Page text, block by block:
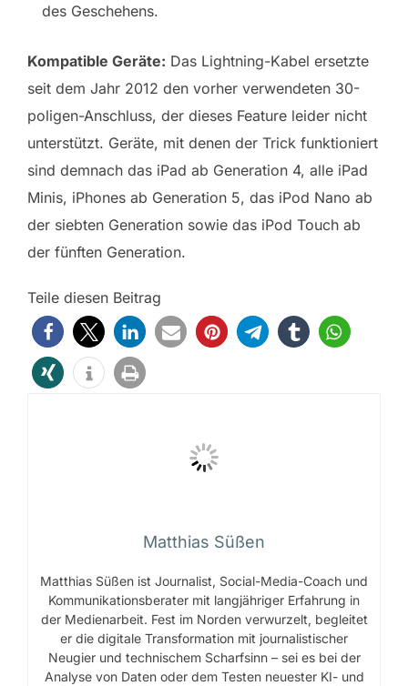
des Geschehens.
Kompatible Geräte: Das Lightning-Kabel ersetzte
seit dem Jahr 2012 den vorher verwendeten 30-
poligen-Anschluss, der dieses Feature leider nicht
unterstützt. Geräte, mit denen der Trick funktioniert
sind demnach das iPad ab Generation 4, alle iPad
Minis, iPhones ab Generation 5, das iPod Nano ab
der siebten Generation sowie das iPod Touch ab
der fünften Generation.
Teile diesen Beitrag
Matthias Süßen
Matthias Süßen ist Journalist, Social-Media-Coach und
Kommunikationsberater mit langjähriger Erfahrung in
der Medienarbeit. Fest im Norden verwurzelt, begleitet
er die digitale Transformation mit journalistischer
Neugier und technischem Scharfsinn – sei es bei der
Analyse von Daten oder dem Testen neuester KI- und